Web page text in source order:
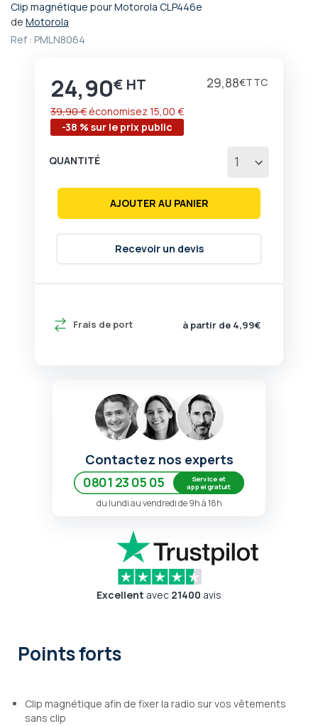
Clip magnétique pour Motorola CLP446e
de Motorola
Ref : PMLN8064
Prix
24,90€ 29,88€
-38 % sur le prix public
39,90 € économisez15,00 €
Frais de port à partir de 4,99€
QUANTITÉ
AJOUTER AU PANIER
Recevoir un devis
Passer
au
début
d’images
Contactez nos experts
0801 23 05 05
Service et
appel gratuit
du lundi au vendredi de 9h à 18h
Excellent avec 21400 avis
Points forts
Clip magnétique afin de fixer la radio sur vos vêtements
sans clip